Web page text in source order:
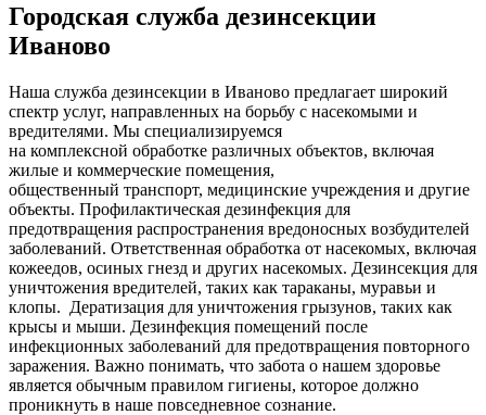
Городская служба дезинсекции
Иваново
Наша служба дезинсекции в Иваново предлагает широкий
спектр услуг, направленных на борьбу с насекомыми и
вредителями. Мы специализируемся
на комплексной обработке различных объектов, включая
жилые и коммерческие помещения,
общественный транспорт, медицинские учреждения и другие
объекты. Профилактическая дезинфекция для
предотвращения распространения вредоносных возбудителей
заболеваний. Ответственная обработка от насекомых, включая
кожеедов, осиных гнезд и других насекомых. Дезинсекция для
уничтожения вредителей, таких как тараканы, муравьи и
клопы. Дератизация для уничтожения грызунов, таких как
крысы и мыши. Дезинфекция помещений после
инфекционных заболеваний для предотвращения повторного
заражения. Важно понимать, что забота о нашем здоровье
является обычным правилом гигиены, которое должно
проникнуть в наше повседневное сознание.